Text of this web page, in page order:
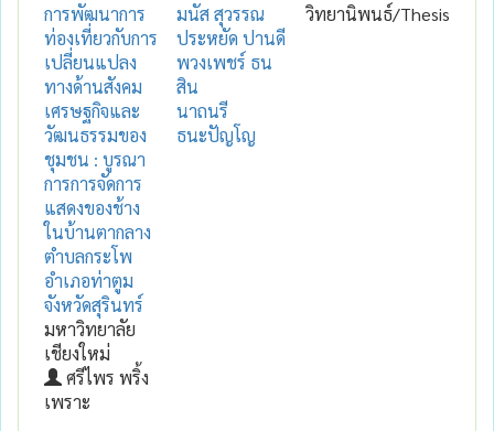
การพัฒนาการ
ท่องเที่ยวกับการ
เปลี่ยนแปลง
ทางด้านสังคม
เศรษฐกิจและ
วัฒนธรรมของ
ชุมชน : บูรณา
การการจัดการ
แสดงของช้าง
ในบ้านตากลาง
ตำบลกระโพ
อำเภอท่าตูม
จังหวัดสุรินทร์
มหาวิทยาลัย
เชียงใหม่
ศรีไพร พริ้ง
เพราะ
มนัส สุวรรณ
ประหยัด ปานดี
พวงเพชร์ ธน
สิน
นาถนรี
ธนะปัญโญ
วิทยานิพนธ์/Thesis